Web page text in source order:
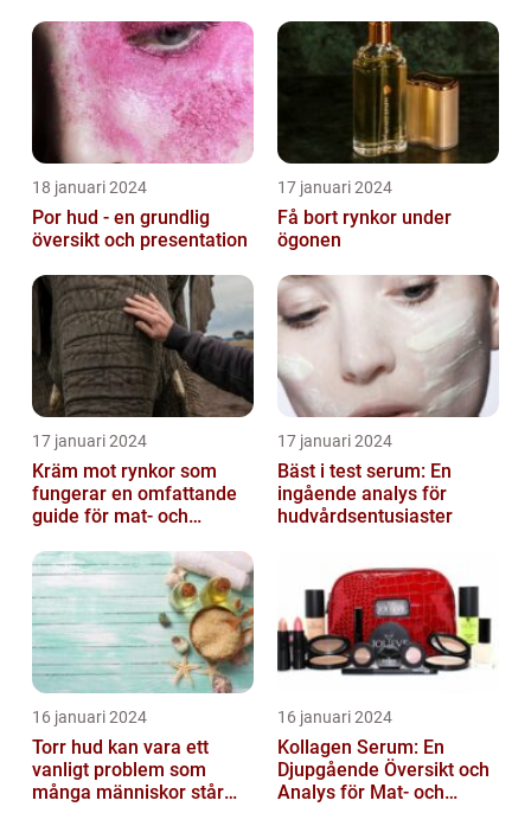
18 januari 2024
Por hud - en grundlig
översikt och presentation
17 januari 2024
Få bort rynkor under
ögonen
17 januari 2024
Kräm mot rynkor som
fungerar en omfattande
guide för mat- och
17 januari 2024
Bäst i test serum: En
ingående analys för
hudvårdsentusiaster
16 januari 2024
Torr hud kan vara ett
vanligt problem som
många människor står
16 januari 2024
Kollagen Serum: En
Djupgående Översikt och
Analys för Mat- och